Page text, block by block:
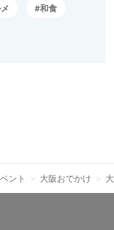
和食
ント 大阪おでかけ